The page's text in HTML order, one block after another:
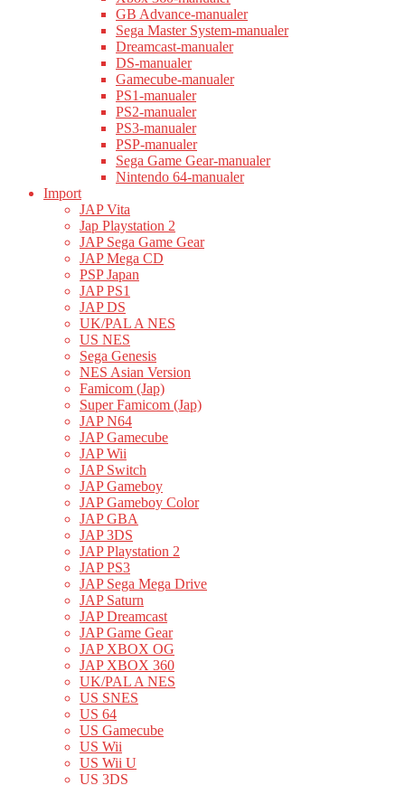
GB Advance-manualer
Sega Master System-manualer
Dreamcast-manualer
DS-manualer
Gamecube-manualer
PS1-manualer
PS2-manualer
PS3-manualer
PSP-manualer
Sega Game Gear-manualer
Nintendo 64-manualer
Import
JAP Vita
Jap Playstation 2
JAP Sega Game Gear
JAP Mega CD
PSP Japan
JAP PS1
JAP DS
UK/PAL A NES
US NES
Sega Genesis
NES Asian Version
Famicom (Jap)
Super Famicom (Jap)
JAP N64
JAP Gamecube
JAP Wii
JAP Switch
JAP Gameboy
JAP Gameboy Color
JAP GBA
JAP 3DS
JAP Playstation 2
JAP PS3
JAP Sega Mega Drive
JAP Saturn
JAP Dreamcast
JAP Game Gear
JAP XBOX OG
JAP XBOX 360
UK/PAL A NES
US SNES
US 64
US Gamecube
US Wii
US Wii U
US 3DS